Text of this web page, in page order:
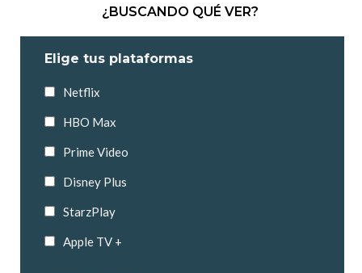
¿BUSCANDO QUÉ VER?
Elige tus plataformas
Netflix
HBO Max
Prime Video
Disney Plus
StarzPlay
Apple TV +